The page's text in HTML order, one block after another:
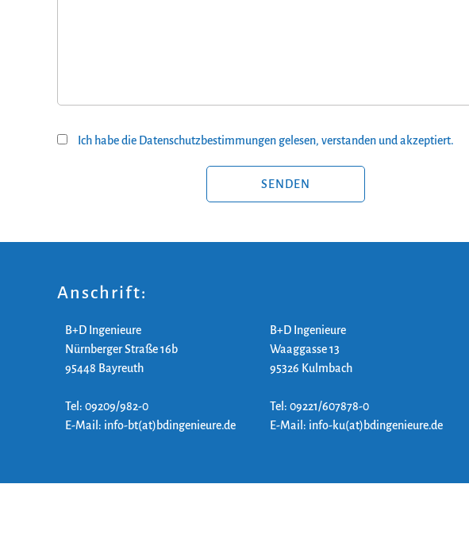
Ich habe die Datenschutzbestimmungen gelesen, verstanden und akzeptiert.
Anschrift:
B+D Ingenieure
Nürnberger Straße 16b
95448 Bayreuth
Tel: 09209/982-0
E-Mail: info-bt(at)bdingenieure.de
B+D Ingenieure
Waaggasse 13
95326 Kulmbach
Tel: 09221/607878-0
E-Mail: info-ku(at)bdingenieure.de